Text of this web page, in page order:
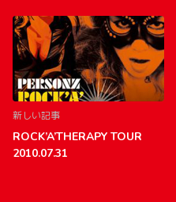
新しい記事
ROCK’A’THERAPY TOUR
2010.07.31